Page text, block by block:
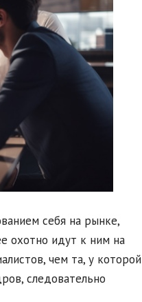
себя на рынке,
охотно идут к ним на
чем та, у которой
следовательно